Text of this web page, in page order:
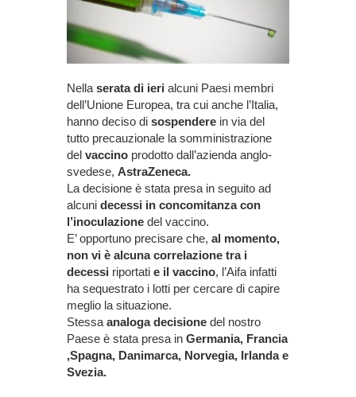
Nella serata di ieri alcuni Paesi membri
dell’Unione Europea, tra cui anche l’Italia,
hanno deciso di sospendere in via del
tutto precauzionale la somministrazione
del vaccino prodotto dall’azienda anglo-
svedese, AstraZeneca.
La decisione è stata presa in seguito ad
alcuni decessi in concomitanza con
l’inoculazione del vaccino.
E’ opportuno precisare che, al momento,
non vi è alcuna correlazione tra i
decessi riportati e il vaccino, l’Aifa infatti
ha sequestrato i lotti per cercare di capire
meglio la situazione.
Stessa analoga decisione del nostro
Paese è stata presa in Germania, Francia
,Spagna, Danimarca, Norvegia, Irlanda e
Svezia.